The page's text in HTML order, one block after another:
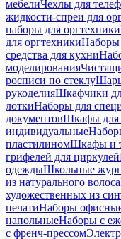
мебелиЧехлы для
жидкости-спреи для
наборы для оргтехники
для оргтехникиНаборы
средства для кухни
моделирования
росписи по стеклу
рукоделияШкафчики
лоткиНаборы для
документовШкафы для
индивидуальные
пластилиномШкафы и
грифелей для циркулей
одеждыШкольные
из натурального волоса
художественных из
печатиНаборы
напольныеНаборы с
с френч-прессом